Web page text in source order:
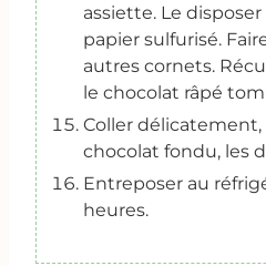
assiette. Le
papier sulfurisé.
autres cornets.
le chocolat râpé
Coller
chocolat fondu, les
Entreposer au
heures.